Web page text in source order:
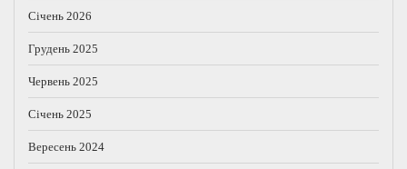
Січень 2026
Грудень 2025
Червень 2025
Січень 2025
Вересень 2024